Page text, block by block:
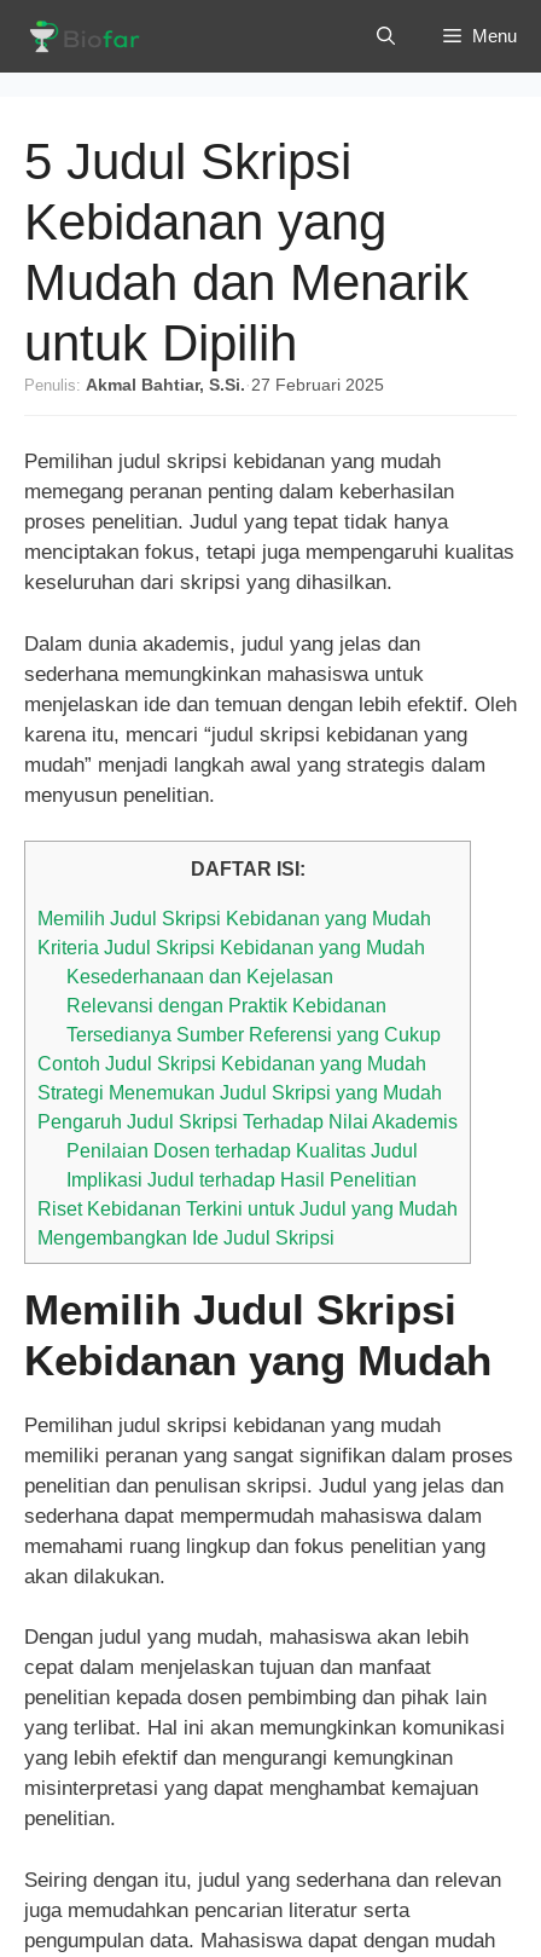
isi
Menu
5 Judul Skripsi
Kebidanan yang
Mudah dan Menarik
untuk Dipilih
Penulis: Akmal Bahtiar, S.Si. · 27 Februari 2025
Pemilihan judul skripsi kebidanan yang mudah
memegang peranan penting dalam keberhasilan
proses penelitian. Judul yang tepat tidak hanya
menciptakan fokus, tetapi juga mempengaruhi kualitas
keseluruhan dari skripsi yang dihasilkan.
Dalam dunia akademis, judul yang jelas dan
sederhana memungkinkan mahasiswa untuk
menjelaskan ide dan temuan dengan lebih efektif. Oleh
karena itu, mencari “judul skripsi kebidanan yang
mudah” menjadi langkah awal yang strategis dalam
menyusun penelitian.
DAFTAR ISI:
Memilih Judul Skripsi Kebidanan yang Mudah
Kriteria Judul Skripsi Kebidanan yang Mudah
Kesederhanaan dan Kejelasan
Relevansi dengan Praktik Kebidanan
Tersedianya Sumber Referensi yang Cukup
Contoh Judul Skripsi Kebidanan yang Mudah
Strategi Menemukan Judul Skripsi yang Mudah
Pengaruh Judul Skripsi Terhadap Nilai Akademis
Penilaian Dosen terhadap Kualitas Judul
Implikasi Judul terhadap Hasil Penelitian
Riset Kebidanan Terkini untuk Judul yang Mudah
Mengembangkan Ide Judul Skripsi
Memilih Judul Skripsi
Kebidanan yang Mudah
Pemilihan judul skripsi kebidanan yang mudah
memiliki peranan yang sangat signifikan dalam proses
penelitian dan penulisan skripsi. Judul yang jelas dan
sederhana dapat mempermudah mahasiswa dalam
memahami ruang lingkup dan fokus penelitian yang
akan dilakukan.
Dengan judul yang mudah, mahasiswa akan lebih
cepat dalam menjelaskan tujuan dan manfaat
penelitian kepada dosen pembimbing dan pihak lain
yang terlibat. Hal ini akan memungkinkan komunikasi
yang lebih efektif dan mengurangi kemungkinan
misinterpretasi yang dapat menghambat kemajuan
penelitian.
Seiring dengan itu, judul yang sederhana dan relevan
juga memudahkan pencarian literatur serta
pengumpulan data. Mahasiswa dapat dengan mudah